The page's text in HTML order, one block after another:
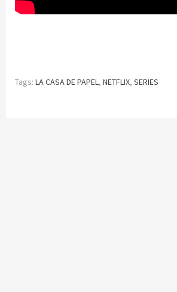
Tags: LA CASA DE PAPEL, NETFLIX, SERIES